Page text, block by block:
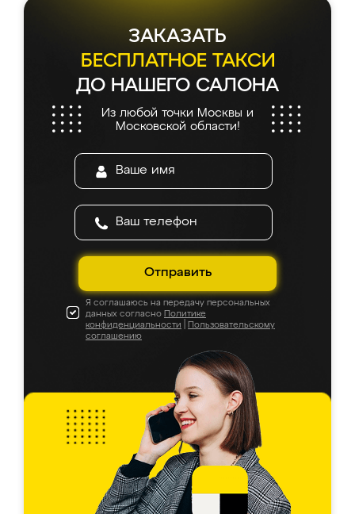
ЗАКАЗАТЬ
БЕСПЛАТНОЕ ТАКСИ
ДО НАШЕГО САЛОНА
Из любой точки Москвы и
Московской области!
Отправить
Я соглашаюсь на передачу персональных
данных согласно Политике
конфиденциальности
Пользовательскому
соглашению